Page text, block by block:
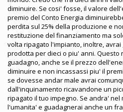
diminuire. Se cosi' fosse, il valore
premio del Conto Energia
perdita sul 25% della produzione e
restituzione del finanziamento ma
volta ripagato l'impianto, inoltre,
prodotta per dieci o piu' anni. Questo
guadagno, anche se il prezzo
diminuire e non incassassi piu' il
se dovesse andar male avrai
dall'inquinamento ricavandone un
ripagato il tuo impegno. Se andra' nel
l'umanita' e guadagnerai anche un